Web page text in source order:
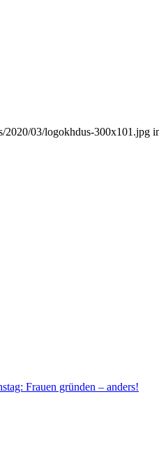
2020/03/logokhdus-300x101.jpg
Frauen gründen – anders!